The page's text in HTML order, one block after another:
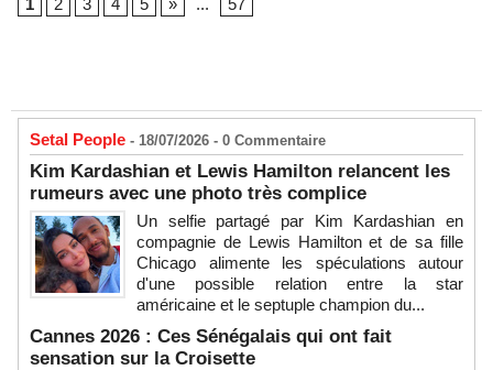
1
2 3 4 5 » ... 57
Setal People - 18/07/2026 - 0 Commentaire
Kim Kardashian et Lewis Hamilton relancent les
rumeurs avec une photo très complice
Un selfie partagé par Kim Kardashian en
compagnie de Lewis Hamilton et de sa fille
Chicago alimente les spéculations autour
d'une possible relation entre la star
américaine et le septuple champion du...
Cannes 2026 : Ces Sénégalais qui ont fait
sensation sur la Croisette